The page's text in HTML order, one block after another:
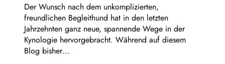
Der Wunsch nach dem unkomplizierten,
freundlichen Begleithund hat in den letzten
Jahrzehnten ganz neue, spannende Wege in der
Kynologie hervorgebracht. Während auf diesem
Blog bisher…